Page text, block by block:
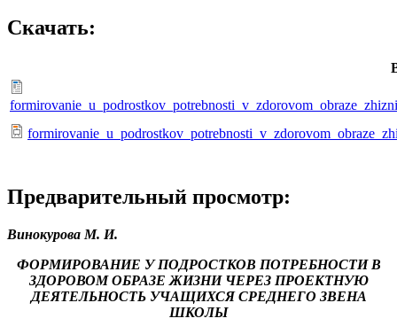
Скачать:
Предварительный просмотр:
Винокурова М. И.
ФОРМИРОВАНИЕ У ПОДРОСТКОВ ПОТРЕБНОСТИ В
ЗДОРОВОМ ОБРАЗЕ ЖИЗНИ ЧЕРЕЗ ПРОЕКТНУЮ
ДЕЯТЕЛЬНОСТЬ УЧАЩИХСЯ СРЕДНЕГО ЗВЕНА
ШКОЛЫ